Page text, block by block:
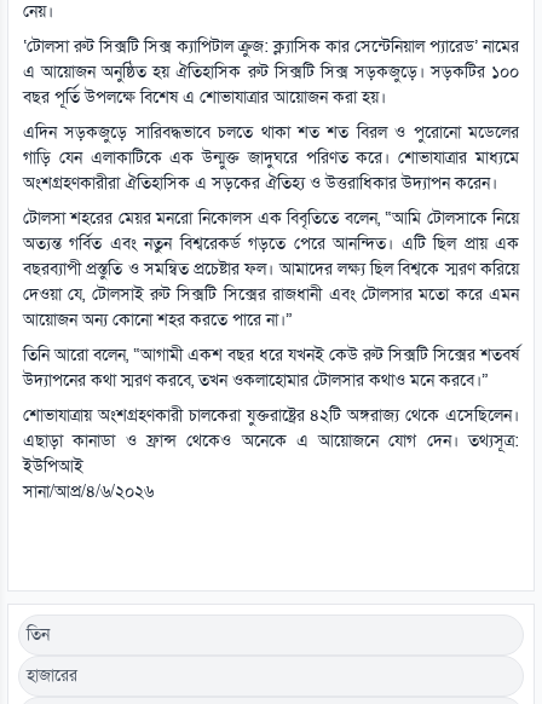
নেয়।
‘টোলসা রুট সিক্সটি সিক্স ক্যাপিটাল ক্রুজ: ক্ল্যাসিক কার সেন্টেনিয়াল প্যারেড’ নামের
এ আয়োজন অনুষ্ঠিত হয় ঐতিহাসিক রুট সিক্সটি সিক্স সড়কজুড়ে। সড়কটির ১০০
বছর পূর্তি উপলক্ষে বিশেষ এ শোভাযাত্রার আয়োজন করা হয়।
এদিন সড়কজুড়ে সারিবদ্ধভাবে চলতে থাকা শত শত বিরল ও পুরোনো মডেলের
গাড়ি যেন এলাকাটিকে এক উন্মুক্ত জাদুঘরে পরিণত করে। শোভাযাত্রার মাধ্যমে
অংশগ্রহণকারীরা ঐতিহাসিক এ সড়কের ঐতিহ্য ও উত্তরাধিকার উদ্যাপন করেন।
টোলসা শহরের মেয়র মনরো নিকোলস এক বিবৃতিতে বলেন, “আমি টোলসাকে নিয়ে
অত্যন্ত গর্বিত এবং নতুন বিশ্বরেকর্ড গড়তে পেরে আনন্দিত। এটি ছিল প্রায় এক
বছরব্যাপী প্রস্তুতি ও সমন্বিত প্রচেষ্টার ফল। আমাদের লক্ষ্য ছিল বিশ্বকে স্মরণ করিয়ে
দেওয়া যে, টোলসাই রুট সিক্সটি সিক্সের রাজধানী এবং টোলসার মতো করে এমন
আয়োজন অন্য কোনো শহর করতে পারে না।”
তিনি আরো বলেন, “আগামী একশ বছর ধরে যখনই কেউ রুট সিক্সটি সিক্সের শতবর্ষ
উদ্যাপনের কথা স্মরণ করবে, তখন ওকলাহোমার টোলসার কথাও মনে করবে।”
শোভাযাত্রায় অংশগ্রহণকারী চালকেরা যুক্তরাষ্ট্রের ৪২টি অঙ্গরাজ্য থেকে এসেছিলেন।
এছাড়া কানাডা ও ফ্রান্স থেকেও অনেকে এ আয়োজনে যোগ দেন। তথ্যসূত্র:
ইউপিআই
সানা/আপ্র/৪/৬/২০২৬
তিন
হাজারের